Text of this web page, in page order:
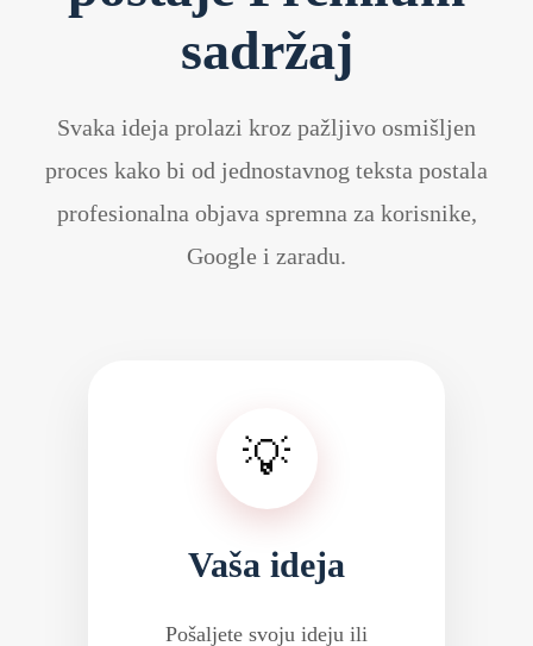
sadržaj
Svaka ideja prolazi kroz pažljivo osmišljen
proces kako bi od jednostavnog teksta postala
profesionalna objava spremna za korisnike,
Google i zaradu.
💡
Vaša ideja
Pošaljete svoju ideju ili